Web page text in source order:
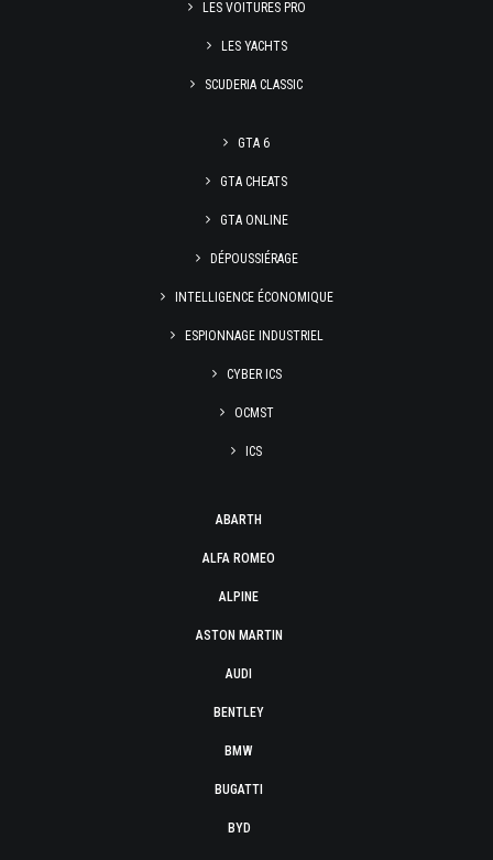
LES VOITURES PRO
LES YACHTS
SCUDERIA CLASSIC
GTA 6
GTA CHEATS
GTA ONLINE
DÉPOUSSIÉRAGE
INTELLIGENCE ÉCONOMIQUE
ESPIONNAGE INDUSTRIEL
CYBER ICS
OCMST
ICS
ABARTH
ALFA ROMEO
ALPINE
ASTON MARTIN
AUDI
BENTLEY
BMW
BUGATTI
BYD